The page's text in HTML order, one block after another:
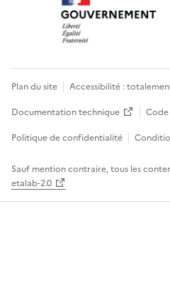
Plan du site Accessibilité :
Documentation technique
Politique de confidentialité
Sauf mention contraire, tous les
etalab-2.0